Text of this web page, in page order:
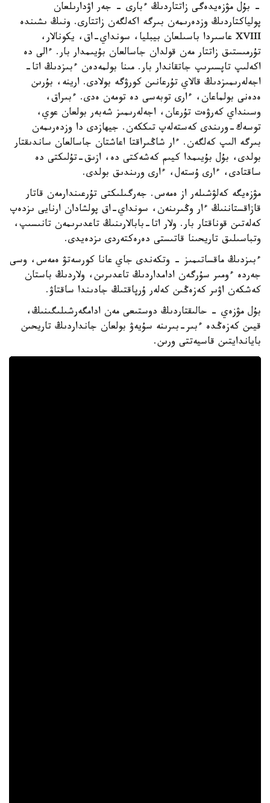
- بۇل مۋزەيدەگى زاتتاردىڭ ءبارى - جەر اۋدارىلعان
پولياكتاردىڭ وزدەرىمەن بىرگە اكەلگەن زاتتارى. ونىڭ ىشىندە
XVIII عاسىردا باسىلعان بيبليا، سونداي-اق، يكونالار،
تۇرمىستىق زاتتار مەن قولدان جاسالعان بۇيىمدار بار. ءالى دە
اكەلىپ تاپسىرىپ جاتقاندار بار. مىنا بولمەدەن ءبىزدىڭ اتا-
اجەلەرىمىزدىڭ قالاي تۇرعانىن كورۋگە بولادى. ارينە، بۇرىن
ەدەنى بولماعان، ءارى توبەسى دە تومەن ەدى. ءبىراق،
وسىنداي كەرۋەت تۇرعان، اجەلەرىمىز شەبەر بولعان عوي،
توسەك-ورىندى كەستەلەپ تىككەن. جيھازدى دا وزدەرىمەن
بىرگە الىپ كەلگەن. ءار شاڭىراقتا اعاشتان جاسالعان ساندىقتار
بولدى، بۇل بۇيىمدا كيىم كەشەكتى دە، ازىق-تۇلىكتى دە
ساقتادى، ءارى ۇستەل، ءارى ورىندىق بولدى.
مۋزەيگە كەلۋشىلەر از ەمەس. جەرگىلىكتى تۇرعىندارمەن قاتار
قازاقستاننىڭ ءار وڭىرىنەن، سونداي-اق پولشادان ارنايى ىزدەپ
كەلەتىن قوناقتار بار. ولار اتا-بابالارىنىڭ تاعدىرىمەن تانىسىپ،
وتباسىلىق تاريحىنا قاتىستى دەرەكتەردى ىزدەيدى.
ءبىزدىڭ ماقساتىمىز - وتكەندى جاي عانا كورسەتۋ ەمەس، وسى
جەردە ءومىر سۇرگەن ادامداردىڭ تاعدىرىن، ولاردىڭ باستان
كەشكەن اۋىر كەزەڭىن كەلەر ۇرپاقتىڭ جادىندا ساقتاۋ.
بۇل مۋزەي - حالىقتاردىڭ دوستىعى مەن ادامگەرشىلىگىنىڭ،
قيىن كەزەڭدە ءبىر-بىرىنە سۇيەۋ بولعان جانداردىڭ تاريحىن
باياندايتىن قاسيەتتى ورىن.